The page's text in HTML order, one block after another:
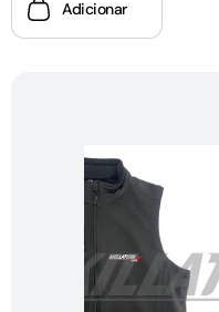
Adicionar